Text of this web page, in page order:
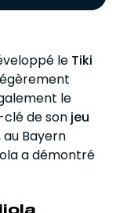
le Tiki
le
de son jeu
au Bayern
a démontré